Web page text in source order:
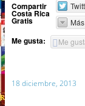
Compartir
Costa Rica
Gratis
Más
Me gusta: Me
18 diciembre, 2013